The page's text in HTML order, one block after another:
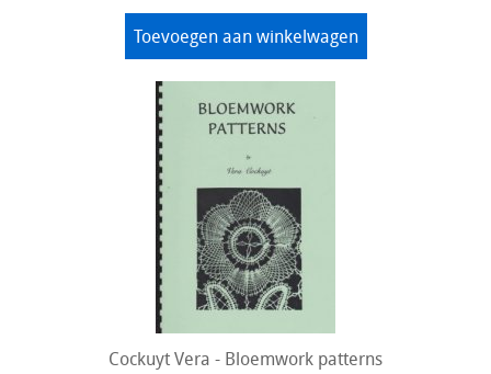
Toevoegen aan winkelwagen
Cockuyt Vera - Bloemwork patterns